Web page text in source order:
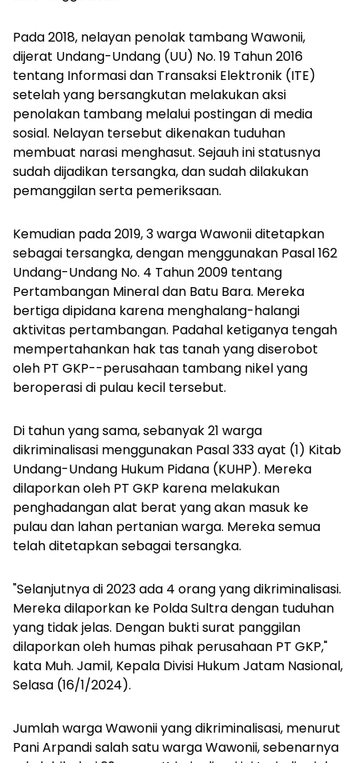
Pada 2018, nelayan penolak tambang Wawonii,
dijerat Undang-Undang (UU) No. 19 Tahun 2016
tentang Informasi dan Transaksi Elektronik (ITE)
setelah yang bersangkutan melakukan aksi
penolakan tambang melalui postingan di media
sosial. Nelayan tersebut dikenakan tuduhan
membuat narasi menghasut. Sejauh ini statusnya
sudah dijadikan tersangka, dan sudah dilakukan
pemanggilan serta pemeriksaan.
Kemudian pada 2019, 3 warga Wawonii ditetapkan
sebagai tersangka, dengan menggunakan Pasal 162
Undang-Undang No. 4 Tahun 2009 tentang
Pertambangan Mineral dan Batu Bara. Mereka
bertiga dipidana karena menghalang-halangi
aktivitas pertambangan. Padahal ketiganya tengah
mempertahankan hak tas tanah yang diserobot
oleh PT GKP--perusahaan tambang nikel yang
beroperasi di pulau kecil tersebut.
Di tahun yang sama, sebanyak 21 warga
dikriminalisasi menggunakan Pasal 333 ayat (1) Kitab
Undang-Undang Hukum Pidana (KUHP). Mereka
dilaporkan oleh PT GKP karena melakukan
penghadangan alat berat yang akan masuk ke
pulau dan lahan pertanian warga. Mereka semua
telah ditetapkan sebagai tersangka.
"Selanjutnya di 2023 ada 4 orang yang dikriminalisasi.
Mereka dilaporkan ke Polda Sultra dengan tuduhan
yang tidak jelas. Dengan bukti surat panggilan
dilaporkan oleh humas pihak perusahaan PT GKP,"
kata Muh. Jamil, Kepala Divisi Hukum Jatam Nasional,
Selasa (16/1/2024).
Jumlah warga Wawonii yang dikriminalisasi, menurut
Pani Arpandi salah satu warga Wawonii, sebenarnya